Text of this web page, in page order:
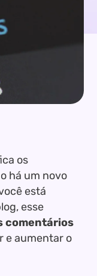
os
há um novo
está
esse
comentários
e aumentar o